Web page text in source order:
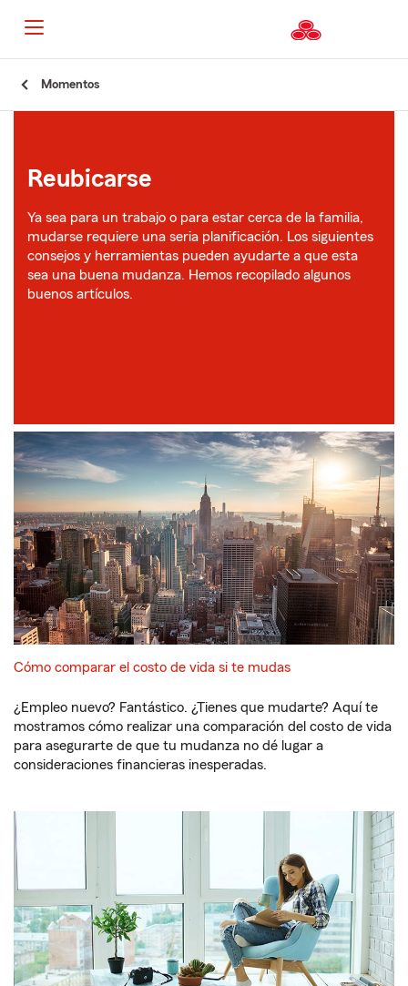
Momentos
Reubicarse
Ya sea para un trabajo o para estar cerca de la familia,
mudarse requiere una seria planificación. Los siguientes
consejos y herramientas pueden ayudarte a que esta
sea una buena mudanza. Hemos recopilado algunos
buenos artículos.
Cómo comparar el costo de vida si te mudas
¿Empleo nuevo? Fantástico. ¿Tienes que mudarte? Aquí te
mostramos cómo realizar una comparación del costo de vida
para asegurarte de que tu mudanza no dé lugar a
consideraciones financieras inesperadas.